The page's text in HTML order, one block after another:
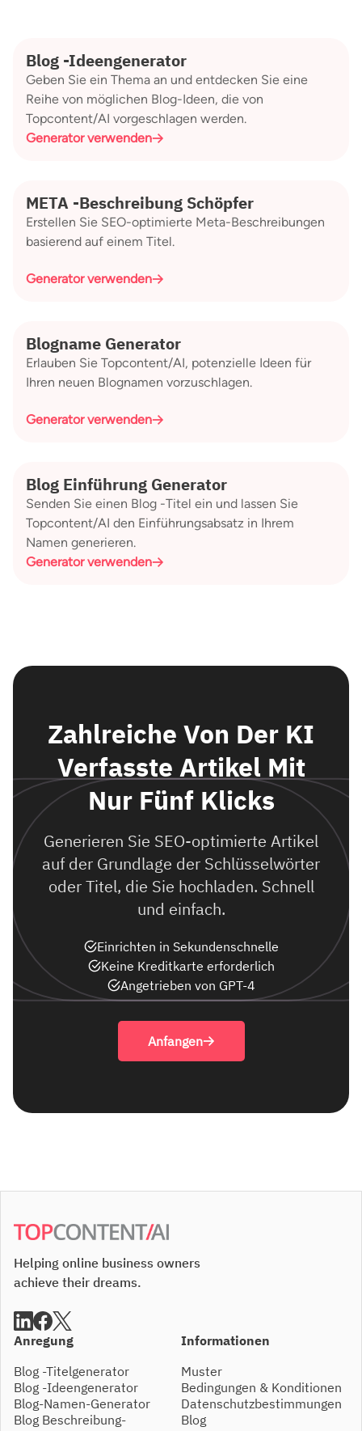
Blog -Ideengenerator
Geben Sie ein Thema an und entdecken Sie eine
Reihe von möglichen Blog-Ideen, die von
Topcontent/AI vorgeschlagen werden.
Generator verwenden
META -Beschreibung Schöpfer
Erstellen Sie SEO-optimierte Meta-Beschreibungen
basierend auf einem Titel.
Generator verwenden
Blogname Generator
Erlauben Sie Topcontent/AI, potenzielle Ideen für
Ihren neuen Blognamen vorzuschlagen.
Generator verwenden
Blog Einführung Generator
Senden Sie einen Blog -Titel ein und lassen Sie
Topcontent/AI den Einführungsabsatz in Ihrem
Namen generieren.
Generator verwenden
Zahlreiche Von Der KI
Verfasste Artikel Mit
Nur Fünf Klicks
Generieren Sie SEO-optimierte Artikel
auf der Grundlage der Schlüsselwörter
oder Titel, die Sie hochladen. Schnell
und einfach.
Einrichten in Sekundenschnelle
Keine Kreditkarte erforderlich
Angetrieben von GPT-4
Anfangen
Helping online business owners
achieve their dreams.
Anregung
Blog -Titelgenerator
Blog -Ideengenerator
Blog-Namen-Generator
Blog Beschreibung-
Informationen
Muster
Bedingungen & Konditionen
Datenschutzbestimmungen
Blog